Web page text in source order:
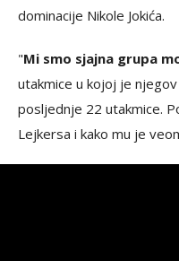
dominacije Nikole Jokića.
"Mi smo sjajna grupa
utakmice u kojoj je
posljednje 22 utakmice.
Lejkersa i kako mu je